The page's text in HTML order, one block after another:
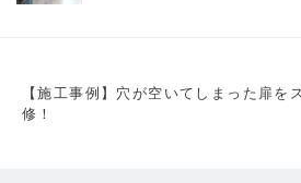
【施工事例】穴が空いてしまった扉を
修！